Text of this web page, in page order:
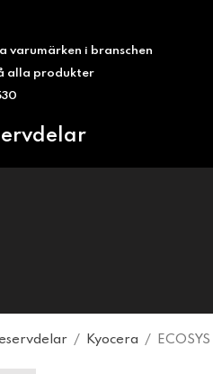
varumärken i branschen
alla produkter
/ Kyocera /